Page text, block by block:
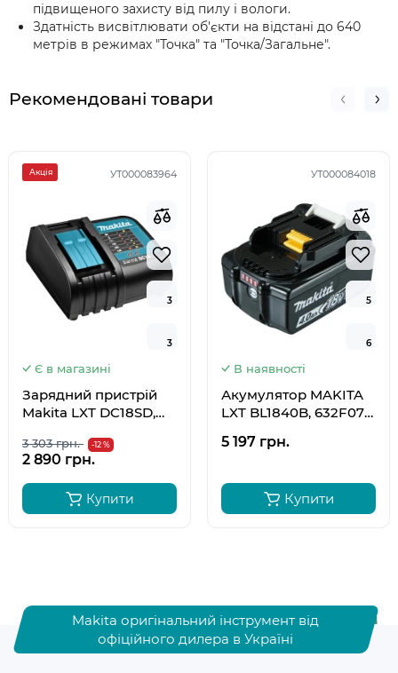
підвищеного захисту від пилу і вологи.
Здатність висвітлювати об'єкти на відстані до 640
метрів в режимах "Точка" та "Точка/Загальне".
Рекомендовані товари
УТ000083964
Акція
3
3
3
3
Є в магазині
Зарядний пристрій
Makita LXT DC18SD,
3 303 грн. -12 %
2 890 грн.
Купити
УТ000084018
5
6
5
6
В наявності
Акумулятор MAKITA
LXT BL1840B, 632F07-
5 197 грн.
Купити
Makita оригінальний інструмент від
офіційного дилера в Україні